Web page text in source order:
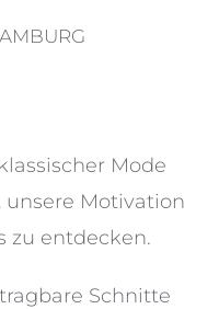
Mode
Motivation
zu entdecken.
Schnitte